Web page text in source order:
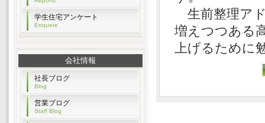
生前整理ア
増えつつある
上げるために
学生住宅アンケート
Enquete
会社情報
社長ブログ
Blog
営業ブログ
Staff Blog